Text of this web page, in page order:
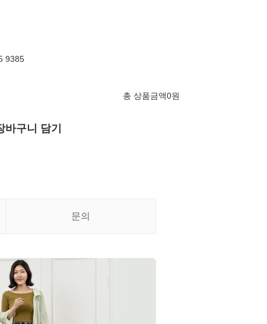
9385
총 상품금액0원
바구니 담기
문의